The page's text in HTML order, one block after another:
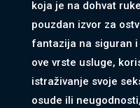
koja je na dohvat
pouzdan izvor za
fantazija na siguran
ove vrste usluge,
istraživanje svoje
osude ili